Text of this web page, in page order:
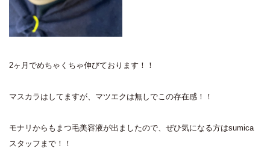
2ヶ月でめちゃくちゃ伸びております！！
マスカラはしてますが、マツエクは無しでこの存在感！！
モナリからもまつ毛美容液が出ましたので、ぜひ気になる方はsumica
スタッフまで！！